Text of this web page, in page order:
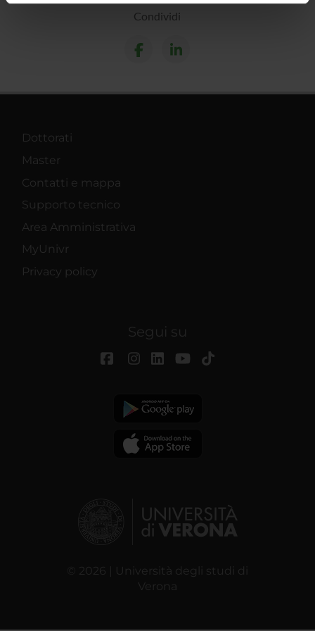
pubblicità e social media, i quali potrebbero combinarle
con altre informazioni che hai fornito loro o che hanno
Condividi
Dottorati
Master
Contatti e mappa
Supporto tecnico
Area Amministrativa
MyUnivr
Privacy policy
Segui su
© 2026 | Università degli studi di
Verona